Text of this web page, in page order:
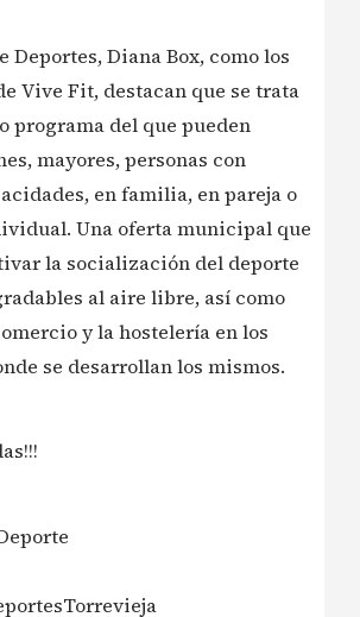
Deportes, Diana Box, como los
Vive Fit, destacan que se trata
programa del que pueden
mayores, personas con
en familia, en pareja o
Una oferta municipal que
la socialización​ del deporte
al aire libre, así como
y la hostelería en los
se desarrollan los mismos.